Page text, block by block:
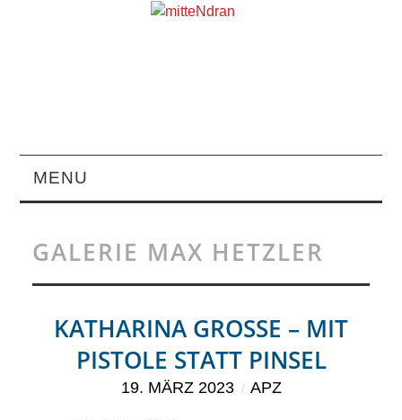
MENU
RUBRIKEN
GALERIE MAX HETZLER
KATHARINA GROSSE – MIT
PISTOLE STATT PINSEL
19. MÄRZ 2023 APZ